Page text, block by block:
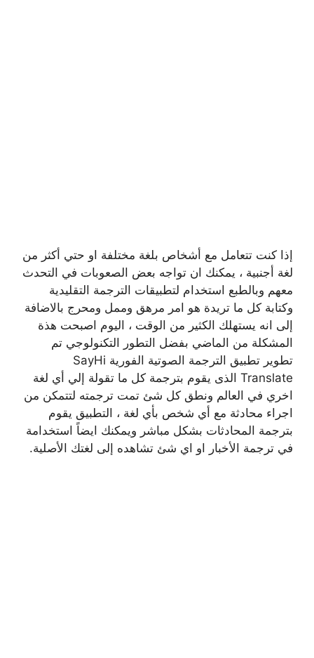
إذا كنت تتعامل مع أشخاص بلغة مختلفة او حتي أكثر من
لغة أجنبية ، يمكنك ان تواجه بعض الصعوبات في التحدث
معهم وبالطبع استخدام لتطبيقات الترجمة التقليدية
وكتابة كل ما تريدة هو امر مرهق وممل ومحرج بالاضافة
إلى انه يستهلك الكثير من الوقت ، اليوم اصبحت هذة
المشكلة من الماضي بفضل التطور التكنولوجي تم
تطوير تطبيق الترجمة الصوتية الفورية SayHi
Translate الذى يقوم بترجمة كل ما تقولة إلي أي لغة
اخري في العالم ونطق كل شئ تمت ترجمته لتتمكن من
اجراء محادثة مع أي شخص بأي لغة ، التطبيق يقوم
بترجمة المحادثات بشكل مباشر ويمكنك ايضاً استخدامة
في ترجمة الأخبار او اي شئ تشاهده إلى لغتك الأصلية.